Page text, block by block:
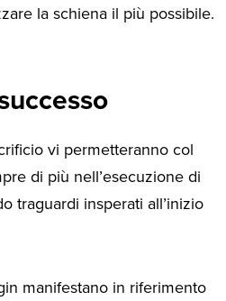
la schiena il più possibile.
vi permetteranno col
di più nell’esecuzione di
traguardi insperati all’inizio
manifestano in riferimento